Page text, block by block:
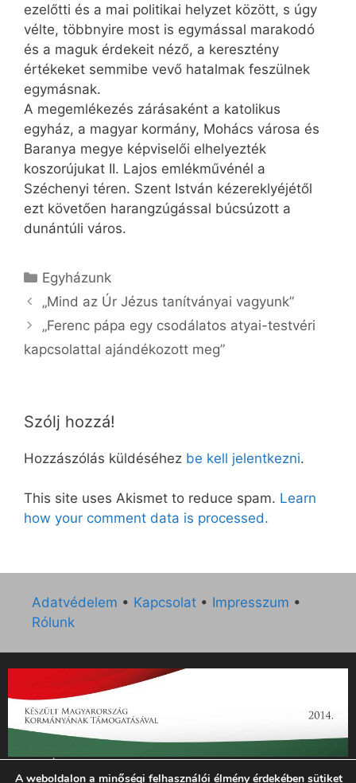
ezelőtti és a mai politikai helyzet között, s úgy
vélte, többnyire most is egymással marakodó
és a maguk érdekeit néző, a keresztény
értékeket semmibe vevő hatalmak feszülnek
egymásnak.
A megemlékezés zárásaként a katolikus
egyház, a magyar kormány, Mohács városa és
Baranya megye képviselői elhelyezték
koszorújukat II. Lajos emlékművénél a
Széchenyi téren. Szent István kézereklyéjétől
ezt követően harangzúgással búcsúzott a
dunántúli város.
Kategória
Egyházunk
„Mind az Úr Jézus tanítványai vagyunk”
„Ferenc pápa egy csodálatos atyai-testvéri
kapcsolattal ajándékozott meg”
Szólj hozzá!
Hozzászólás küldéséhez be kell jelentkezni.
This site uses Akismet to reduce spam. Learn
how your comment data is processed.
Adatvédelem • Kapcsolat • Impresszum •
Rólunk
„Az Új Ember katolikus hetilap 2014. évi működésének
A weboldalon a minőségi felhasználói élmény érdekében sütiket